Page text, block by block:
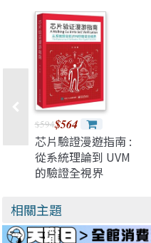
$594$564
芯片驗證漫遊指南 :
從系統理論到 UVM
的驗證全視界
相關主題